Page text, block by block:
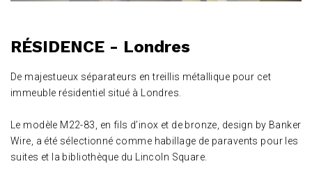
RÉSIDENCE - Londres
De majestueux séparateurs en treillis métallique pour cet
immeuble résidentiel situé à Londres.
Le modèle M22-83, en fils d’inox et de bronze, design by Banker
Wire, a été sélectionné comme habillage de paravents pour les
suites et la bibliothèque du Lincoln Square.